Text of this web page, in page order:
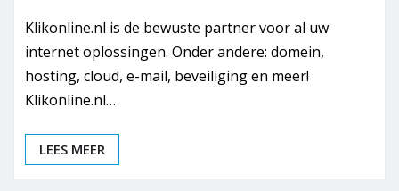
Klikonline.nl is de bewuste partner voor al uw
internet oplossingen. Onder andere: domein,
hosting, cloud, e-mail, beveiliging en meer!
Klikonline.nl…
LEES MEER